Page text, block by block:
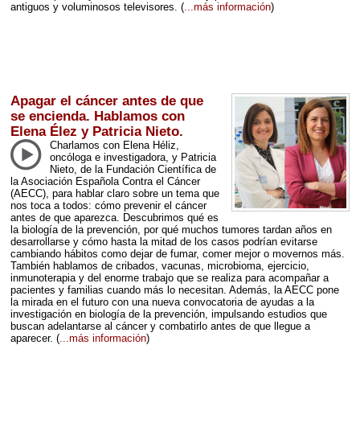
antiguos y voluminosos televisores. (...más información)
Apagar el cáncer antes de que
se encienda. Hablamos con
Elena Élez y Patricia Nieto.
Charlamos con Elena Héliz,
oncóloga e investigadora, y Patricia
Nieto, de la Fundación Científica de
la Asociación Española Contra el Cáncer
(AECC), para hablar claro sobre un tema que
nos toca a todos: cómo prevenir el cáncer
antes de que aparezca. Descubrimos qué es
la biología de la prevención, por qué muchos tumores tardan años en
desarrollarse y cómo hasta la mitad de los casos podrían evitarse
cambiando hábitos como dejar de fumar, comer mejor o movernos más.
También hablamos de cribados, vacunas, microbioma, ejercicio,
inmunoterapia y del enorme trabajo que se realiza para acompañar a
pacientes y familias cuando más lo necesitan. Además, la AECCpone
la mirada en el futuro con una nueva convocatoria de ayudas a la
investigación en biología de la prevención, impulsando estudios que
buscan adelantarse al cáncer y combatirlo antes de que llegue a
aparecer. (...más información)